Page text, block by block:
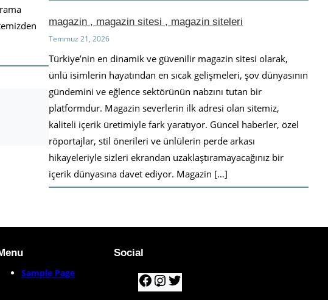
magazin , magazin sitesi , magazin siteleri
Temmuz 21, 2026
Türkiye’nin en dinamik ve güvenilir magazin sitesi olarak,
ünlü isimlerin hayatından en sıcak gelişmeleri, şov dünyasının
gündemini ve eğlence sektörünün nabzını tutan bir
platformdur. Magazin severlerin ilk adresi olan sitemiz,
kaliteli içerik üretimiyle fark yaratıyor. Güncel haberler, özel
röportajlar, stil önerileri ve ünlülerin perde arkası
hikayeleriyle sizleri ekrandan uzaklaştıramayacağınız bir
içerik dünyasına davet ediyor. Magazin […]
Sample Page
Social
F
a
n
w